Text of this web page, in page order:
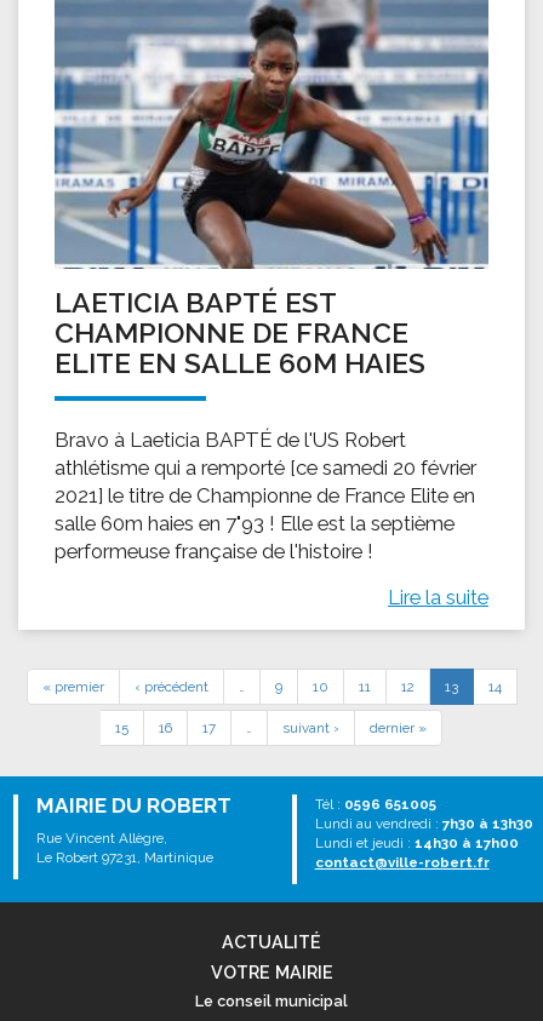
LAETICIA BAPTÉ EST
CHAMPIONNE DE FRANCE
ELITE EN SALLE 60M HAIES
Bravo à Laeticia BAPTÉ de l'US Robert
athlétisme qui a remporté [ce samedi 20 février
2021] le titre de Championne de France Elite en
salle 60m haies en 7"93 ! Elle est la septième
performeuse française de l'histoire !
Lire la suite
« premier ‹ précédent … 9 10 11 12 13 14
15 16 17 … suivant › dernier »
MAIRIE DU ROBERT
Rue Vincent Allègre,
Le Robert 97231, Martinique
Tél : 0596 651005
Lundi au vendredi : 7h30 à 13h30
Lundi et jeudi : 14h30 à 17h00
contact@ville-robert.fr
ACTUALITÉ
VOTRE MAIRIE
Le conseil municipal